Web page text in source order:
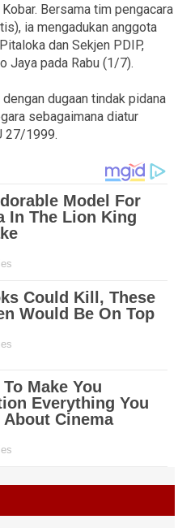
Bersama tim pengacara
ia mengadukan anggota
dan Sekjen PDIP,
Jaya pada Rabu (1/7).
dugaan tindak pidana
sebagaimana diatur
27/1999.